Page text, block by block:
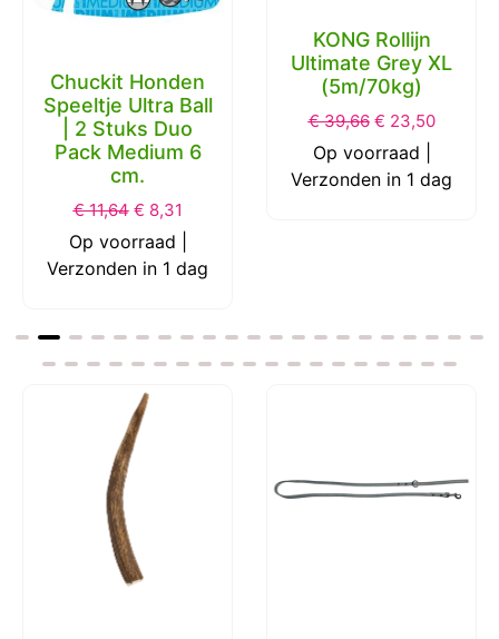
Chuckit Honden
Speeltje Ultra Ball
| 2 Stuks Duo
Pack Medium 6
cm.
€11,64 € 8,31
Op voorraad |
Verzonden in 1 dag
KONG Rollijn
Ultimate Grey XL
(5m/70kg)
€39,66 € 23,50
Op voorraad |
Verzonden in 1 dag